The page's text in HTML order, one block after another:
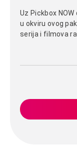
Uz Pickbox
u okviru ovog
serija i filmova